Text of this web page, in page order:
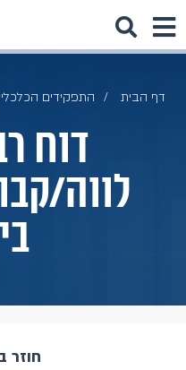
דף הבית התפקידים
דוח
לווה/
חוזר